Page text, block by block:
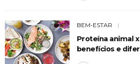
BEM-ESTAR
Proteína animal
benefícios e